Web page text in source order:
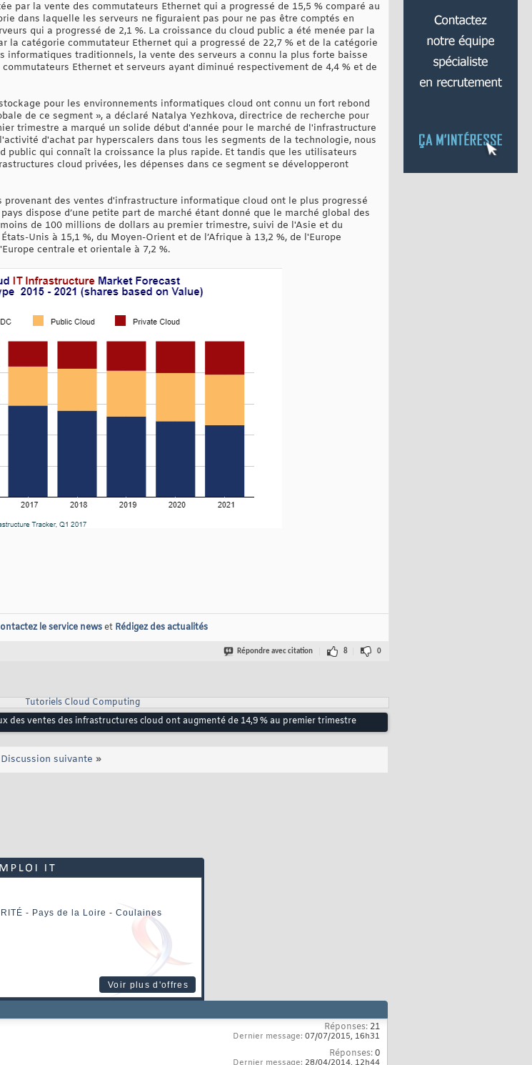
par la vente des commutateurs Ethernet qui a progressé de 15,5 % comparé au
dans laquelle les serveurs ne figuraient pas pour ne pas être comptés en
qui a progressé de 2,1 %. La croissance du cloud public a été menée par la
la catégorie commutateur Ethernet qui a progressé de 22,7 % et de la catégorie
informatiques traditionnels, la vente des serveurs a connu la plus forte baisse
Ethernet et serveurs ayant diminué respectivement de 4,4 % et de
pour les environnements informatiques cloud ont connu un fort rebond
de ce segment », a déclaré Natalya Yezhkova, directrice de recherche pour
trimestre a marqué un solide début d'année pour le marché de l'infrastructure
d'achat par hyperscalers dans tous les segments de la technologie, nous
public qui connaît la croissance la plus rapide. Et tandis que les utilisateurs
cloud privées, les dépenses dans ce segment se développeront
des ventes d'infrastructure informatique cloud ont le plus progressé
dispose d’une petite part de marché étant donné que le marché global des
de 100 millions de dollars au premier trimestre, suivi de l'Asie et du
Unis à 15,1 %, du Moyen-Orient et de l’Afrique à 13,2 %, de l'Europe
centrale et orientale à 7,2 %.
le service newset Rédigez des actualités
Répondre avec citation 8 0
Tutoriels Cloud Computing
des ventes des infrastructures cloud ont augmenté de 14,9 % au premier trimestre
Discussion suivante »
- Pays de la Loire - Coulaines
Voir plus d'offres
Réponses: 21
Dernier message: 07/07/2015, 16h31
Réponses:0